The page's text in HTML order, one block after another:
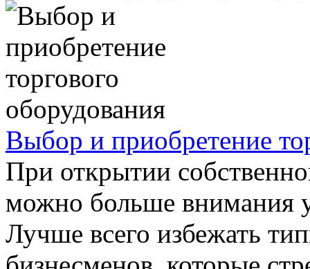
Выбор и приобретение
При открытии
можно больше внимания
Лучше всего избежать